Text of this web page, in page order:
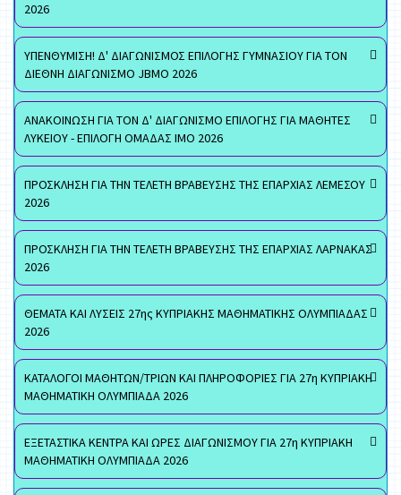
2026
ΥΠΕΝΘΥΜΙΣΗ! Δ' ΔΙΑΓΩΝΙΣΜΟΣ ΕΠΙΛΟΓΗΣ ΓΥΜΝΑΣΙΟΥ ΓΙΑ ΤΟΝ
ΔΙΕΘΝΗ ΔΙΑΓΩΝΙΣΜΟ JBMO 2026
ΑΝΑΚΟΙΝΩΣΗ ΓΙΑ ΤΟΝ Δ' ΔΙΑΓΩΝΙΣΜΟ ΕΠΙΛΟΓΗΣ ΓΙΑ ΜΑΘΗΤΕΣ
ΛΥΚΕΙΟΥ - ΕΠΙΛΟΓΗ ΟΜΑΔΑΣ ΙΜΟ 2026
ΠΡΟΣΚΛΗΣΗ ΓΙΑ ΤΗΝ ΤΕΛΕΤΗ ΒΡΑΒΕΥΣΗΣ ΤΗΣ ΕΠΑΡΧΙΑΣ ΛΕΜΕΣΟΥ
2026
ΠΡΟΣΚΛΗΣΗ ΓΙΑ ΤΗΝ ΤΕΛΕΤΗ ΒΡΑΒΕΥΣΗΣ ΤΗΣ ΕΠΑΡΧΙΑΣ ΛΑΡΝΑΚΑΣ
2026
ΘΕΜΑΤΑ ΚΑΙ ΛΥΣΕΙΣ 27ης ΚΥΠΡΙΑΚΗΣ ΜΑΘΗΜΑΤΙΚΗΣ ΟΛΥΜΠΙΑΔΑΣ
2026
ΚΑΤΑΛΟΓΟΙ ΜΑΘΗΤΩΝ/ΤΡΙΩΝ ΚΑΙ ΠΛΗΡΟΦΟΡΙΕΣ ΓΙΑ 27η ΚΥΠΡΙΑΚΗ
ΜΑΘΗΜΑΤΙΚΗ ΟΛΥΜΠΙΑΔΑ 2026
ΕΞΕΤΑΣΤΙΚΑ ΚΕΝΤΡΑ ΚΑΙ ΩΡΕΣ ΔΙΑΓΩΝΙΣΜΟΥ ΓΙΑ 27η ΚΥΠΡΙΑΚΗ
ΜΑΘΗΜΑΤΙΚΗ ΟΛΥΜΠΙΑΔΑ 2026